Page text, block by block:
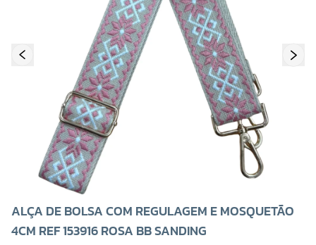
ALÇA DE BOLSA COM REGULAGEM E MOSQUETÃO
4CM REF 153916 ROSA BB SANDING